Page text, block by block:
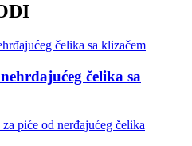
čelika sa